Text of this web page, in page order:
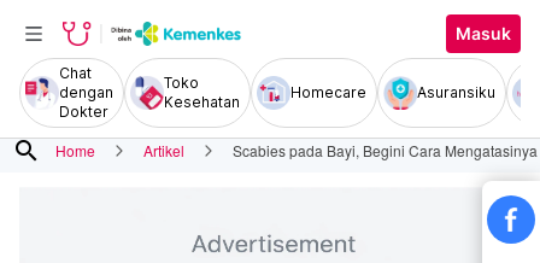
Masuk
Chat
dengan
Dokter
Toko
Kesehatan
Homecare Asuransiku
search Home Artikel Scabies pada Bayi, Begini Cara Mengatasinya